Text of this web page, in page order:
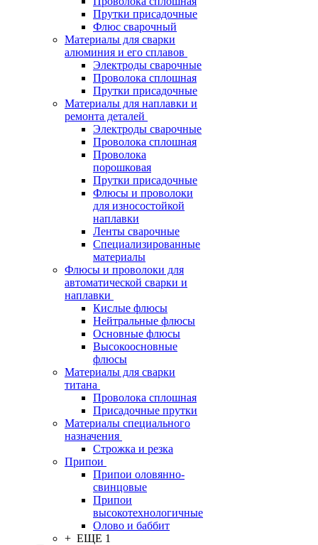
Прутки присадочные
Флюс сварочный
Материалы для сварки
алюминия и его сплавов
Электроды сварочные
Проволока сплошная
Прутки присадочные
Материалы для наплавки и
ремонта деталей
Электроды сварочные
Проволока сплошная
Проволока
порошковая
Прутки присадочные
Флюсы и проволоки
для износостойкой
наплавки
Ленты сварочные
Специализированные
материалы
Флюсы и проволоки для
автоматической сварки и
наплавки
Кислые флюсы
Нейтральные флюсы
Основные флюсы
Высокоосновные
флюсы
Материалы для сварки
титана
Проволока сплошная
Присадочные прутки
Материалы специального
назначения
Строжка и резка
Припои
Припои оловянно-
свинцовые
Припои
высокотехнологичные
Олово и баббит
+ ЕЩЕ 1